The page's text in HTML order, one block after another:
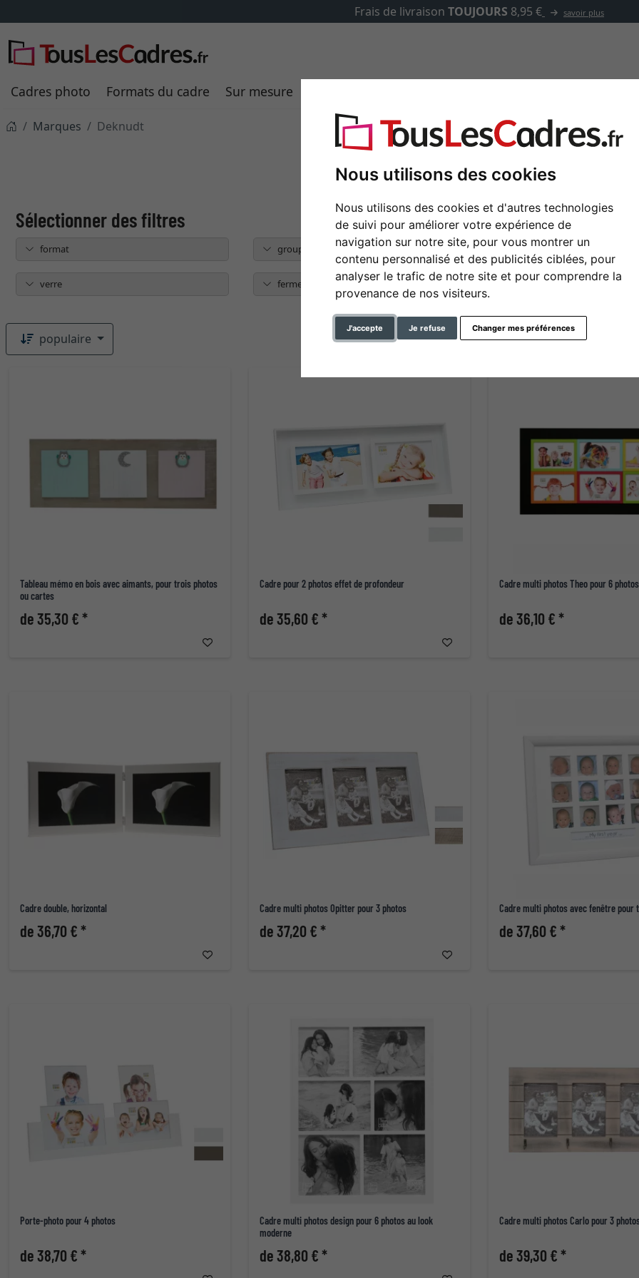
Nous utilisons des cookies
Nous utilisons des cookies et d'autres technologies
de suivi pour améliorer votre expérience de
navigation sur notre site, pour vous montrer un
contenu personnalisé et des publicités ciblées, pour
analyser le trafic de notre site et pour comprendre la
provenance de nos visiteurs.
J'accepte Je refuse Changer mes préférences
✓500 000 articles au
Cadres photo Formats du cadre Sur mesure
Marques Deknudt
Deknudt
format groupe de produits couleur
verre fermeture sur le support arrière matériau
populaire
Tableau mémo en bois avec aimants, pour trois photos
ou cartes
de 35,30 € *
Cadre pour 2 photos effet de profondeur
de 35,60 € *
Cadre multi photos Theo pour 6 photos
de 36,10 € *
Cadre double, horizontal
de 36,70 € *
Cadre multi photos Opitter pour 3 photos
de 37,20 € *
Cadre multi photos avec fenêtre pour
de 37,60 € *
Porte-photo pour 4 photos
de 38,70 € *
Cadre multi photos design pour 6 photos au look
moderne
de 38,80 € *
Cadre multi photos Carlo pour 3
de 39,30 € *